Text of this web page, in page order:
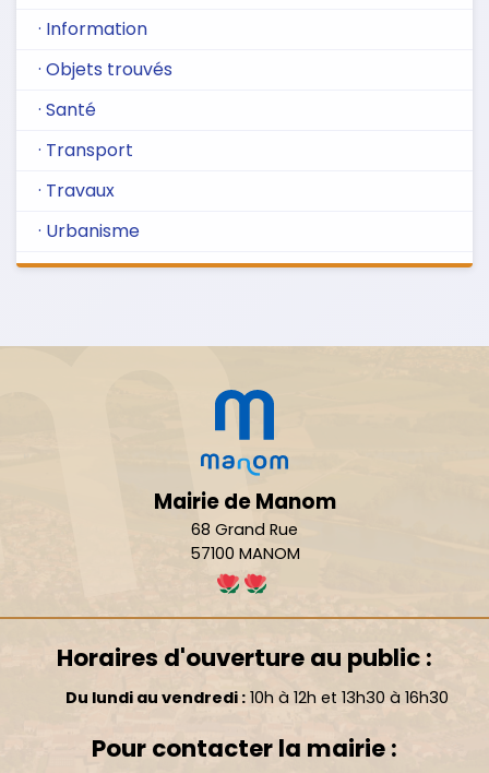
· Information
· Objets trouvés
· Santé
· Transport
· Travaux
· Urbanisme
Mairie de Manom
68 Grand Rue
57100 MANOM
Horaires d'ouverture au public :
Du lundi au vendredi :10h à 12h et 13h30 à 16h30
Pour contacter la mairie :